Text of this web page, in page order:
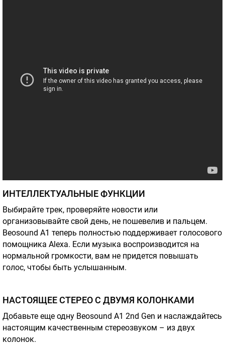
ИНТЕЛЛЕКТУАЛЬНЫЕ ФУНКЦИИ
Выбирайте трек, проверяйте новости или
организовывайте свой день, не пошевелив и пальцем.
Beosound A1 теперь полностью поддерживает голосового
помощника Alexa. Если музыка воспроизводится на
нормальной громкости, вам не придется повышать
голос, чтобы быть услышанным.
НАСТОЯЩЕЕ СТЕРЕО С ДВУМЯ КОЛОНКАМИ
Добавьте еще одну Beosound A1 2nd Gen и наслаждайтесь
настоящим качественным стереозвуком – из двух
колонок.